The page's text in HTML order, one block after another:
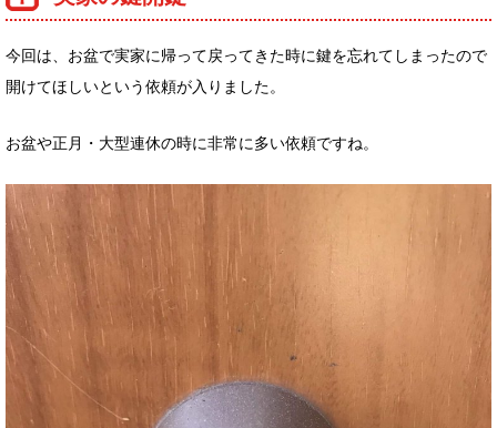
今回は、お盆で実家に帰って戻ってきた時に鍵を忘れてしまったので
開けてほしいという依頼が入りました。
お盆や正月・大型連休の時に非常に多い依頼ですね。